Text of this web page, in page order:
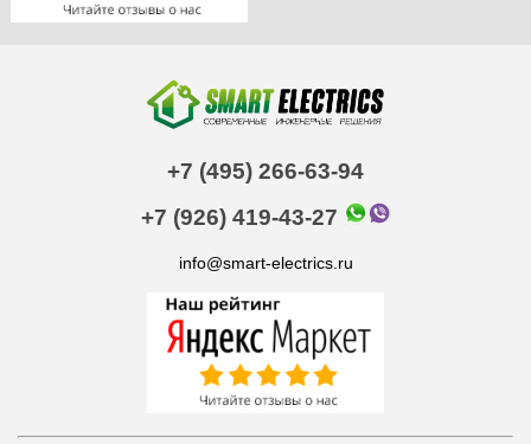
+7 (495) 266-63-94
+7 (926) 419-43-27
info@smart-electrics.ru